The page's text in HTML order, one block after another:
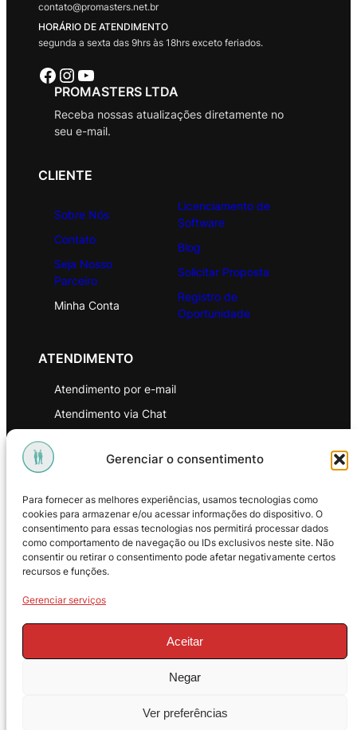
Gerenciar o consentimento
Para fornecer as melhores experiências, usamos tecnologias como
cookies para armazenar e/ou acessar informações do dispositivo. O
consentimento para essas tecnologias nos permitirá processar dados
como comportamento de navegação ou IDs exclusivos neste site. Não
consentir ou retirar o consentimento pode afetar negativamente certos
recursos e funções.
Gerenciar serviços
Aceitar
Negar
Ver preferências
contato@promasters.net.br
HORÁRIO DE ATENDIMENTO
segunda a sexta das 9hrs às 18hrs exceto feriados.
Facebook Instagram Youtube
PROMASTERS LTDA
Receba nossas atualizações diretamente no
seu e-mail.
CLIENTE
Sobre Nós
Contato
Seja Nosso
Parceiro
Minha Conta
Licenciamento de
Software
Blog
Solicitar Proposta
Registro de
Oportunidade
ATENDIMENTO
Atendimento por e-mail
Atendimento via Chat
Política de Privacidade
Política de Troca e Devoluções
Política de Reembolso
18.269.230/0001-16. Todos os direitos